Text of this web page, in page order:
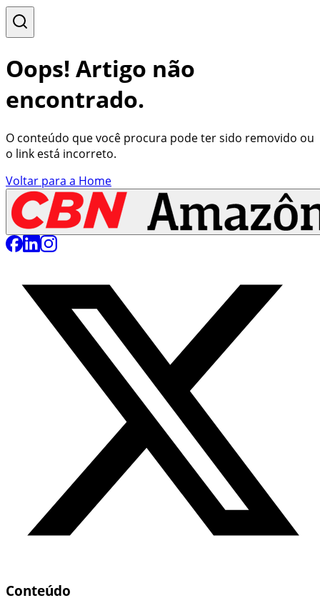
Oops! Artigo não
encontrado.
O conteúdo que você procura pode ter sido removido ou
o link está incorreto.
Voltar para a Home
Conteúdo